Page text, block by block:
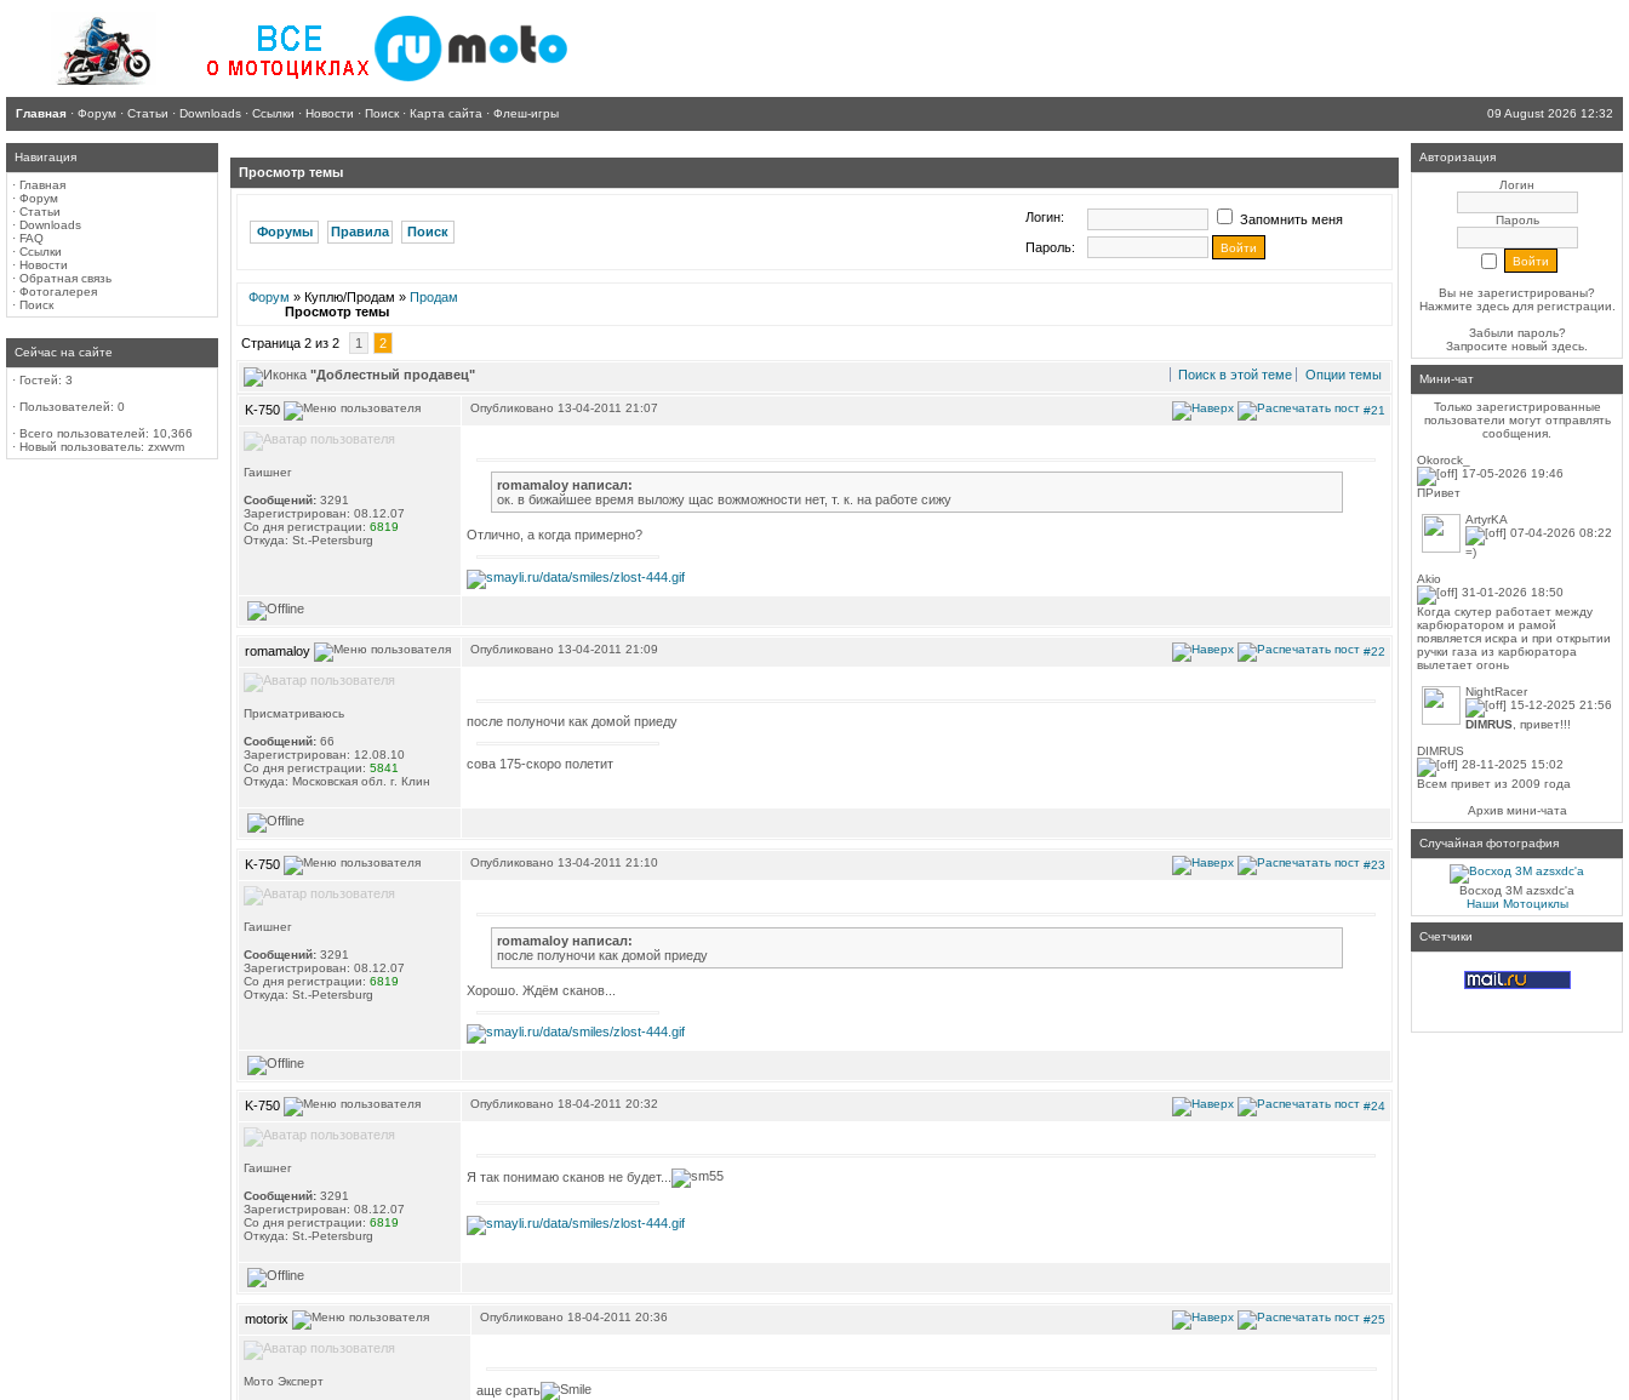
Главная · Форум · Статьи · Downloads · Ссылки · Новости · Поиск · Карта сайта · Флеш-игры 09 August 2026 12:32
Навигация
· Главная
· Форум
· Статьи
· Downloads
· FAQ
· Ссылки
· Новости
· Обратная связь
· Фотогалерея
· Поиск
Сейчас на сайте
· Гостей: 3
· Пользователей: 0
· Всего пользователей: 10,366
· Новый пользователь: zxwvm
Просмотр темы
Форумы Правила Поиск
Логин:
Запомнить меня
Пароль:
Форум » Куплю/Продам » Продам
Просмотр темы
Страница 2 из 2 1 2
Поиск в этой теме Опции темы
"Доблестный продавец"
K-750 #21
Опубликовано 13-04-2011 21:07
Гаишнег
Сообщений: 3291
Зарегистрирован: 08.12.07
Со дня регистрации: 6819
Откуда: St.-Petersburg
romamaloy написал:
ок. в бижайшее время выложу щас вожможности нет, т. к. на работе сижу
Отлично, а когда примерно?
romamaloy #22
Опубликовано 13-04-2011 21:09
Присматриваюсь
Сообщений: 66
Зарегистрирован: 12.08.10
Со дня регистрации: 5841
Откуда: Московская обл. г. Клин
после полуночи как домой приеду
сова 175-скоро полетит
K-750 #23
Опубликовано 13-04-2011 21:10
Гаишнег
Сообщений: 3291
Зарегистрирован: 08.12.07
Со дня регистрации: 6819
Откуда: St.-Petersburg
romamaloy написал:
после полуночи как домой приеду
Хорошо. Ждём сканов...
K-750 #24
Опубликовано 18-04-2011 20:32
Гаишнег
Сообщений: 3291
Зарегистрирован: 08.12.07
Со дня регистрации: 6819
Откуда: St.-Petersburg
Я так понимаю сканов не будет...
motorix #25
Опубликовано 18-04-2011 20:36
Мото Эксперт
аще срать
Авторизация
Логин
Пароль
Вы не зарегистрированы?
Нажмите здесьдля регистрации.
Забыли пароль?
Запросите новый здесь.
Мини-чат
Только зарегистрированные
пользователи могут отправлять
сообщения.
Okorock_
17-05-2026 19:46
ПРивет
ArtyrKA
07-04-2026 08:22
=)
Akio
31-01-2026 18:50
Когда скутер работает между
карбюратором и рамой
появляется искра и при открытии
ручки газа из карбюратора
вылетает огонь
NightRacer
15-12-2025 21:56
DIMRUS , привет!!!
DIMRUS
28-11-2025 15:02
Всем привет из 2009 года
Архив мини-чата
Случайная фотография
Восход 3М azsxdc'a
Наши Мотоциклы
Счетчики